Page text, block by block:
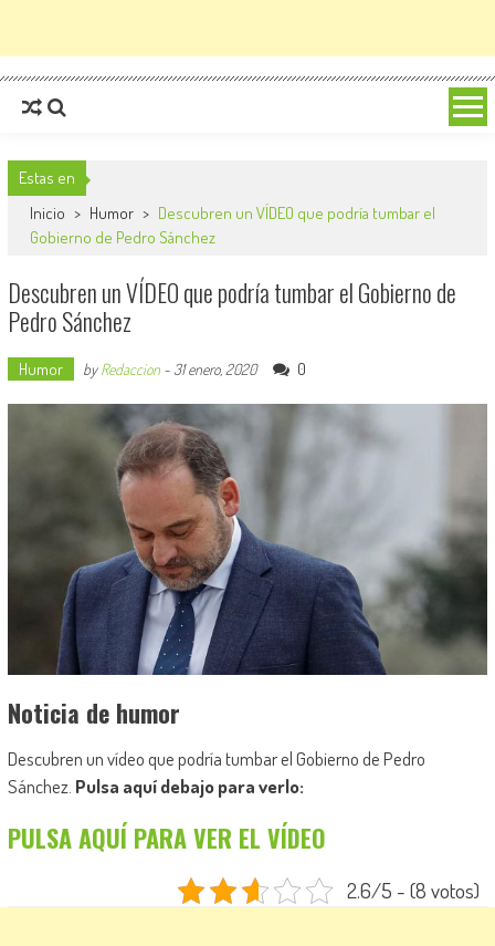
Estas en
Inicio > Humor > Descubren un VÍDEO que podría tumbar el
Gobierno de Pedro Sánchez
Descubren un VÍDEO que podría tumbar el Gobierno de
Pedro Sánchez
Humor byRedaccion- 31 enero, 2020 0
Noticia de humor
Descubren un vídeo que podría tumbar el Gobierno de Pedro
Sánchez. Pulsa aquí debajo para verlo:
PULSA AQUÍ PARA VER EL VÍDEO
2.6/5 - (8 votos)